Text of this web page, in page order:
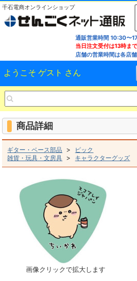
千石電商オンラインショップ
通販営業時間 10:30〜
当日注文受付は13時ま
店舗の営業時間は各店
ようこそ ゲスト さん
商品詳細
ギター・ベース部品 >
ピック
雑貨・玩具・文房具 > キャラクターグッズ
画像クリックで拡大します